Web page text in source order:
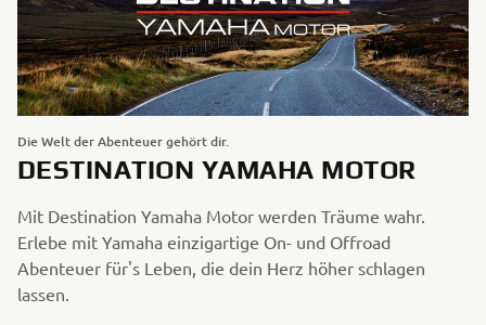
Die Welt der Abenteuer gehört dir.
DESTINATION YAMAHA MOTOR
Mit Destination Yamaha Motor werden Träume wahr.
Erlebe mit Yamaha einzigartige On- und Offroad
Abenteuer für's Leben, die dein Herz höher schlagen
lassen.